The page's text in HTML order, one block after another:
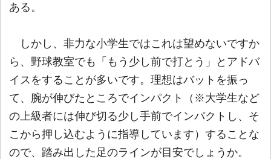
ある。
しかし、非力な小学生ではこれは望めないですか
ら、野球教室でも「もう少し前で打とう」とアドバ
イスをすることが多いです。理想はバットを振っ
て、腕が伸びたところでインパクト（※大学生など
の上級者には伸び切る少し手前でインパクトし、そ
こから押し込むように指導しています）することな
ので、踏み出した足のラインが目安でしょうか。